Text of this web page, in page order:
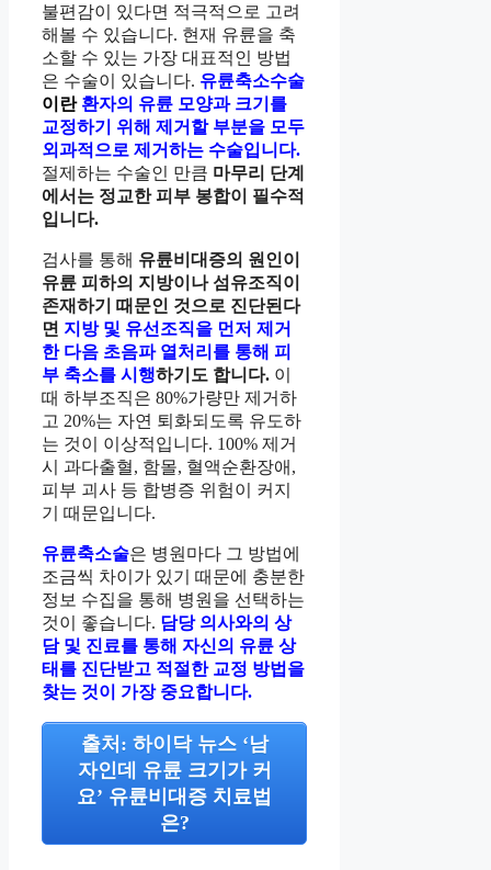
불편감이 있다면 적극적으로 고려
해볼 수 있습니다. 현재 유륜을 축
소할 수 있는 가장 대표적인 방법
은 수술이 있습니다. 유륜축소수술
이란환자의 유륜 모양과 크기를
교정하기 위해 제거할 부분을 모두
외과적으로 제거하는 수술입니다.
절제하는 수술인 만큼 마무리 단계
에서는 정교한 피부 봉합이 필수적
입니다.
검사를 통해 유륜비대증의 원인이
유륜 피하의 지방이나 섬유조직이
존재하기 때문인 것으로 진단된다
면 지방 및 유선조직을 먼저 제거
한 다음 초음파 열처리를 통해 피
부 축소를 시행하기도 합니다. 이
때 하부조직은 80%가량만 제거하
고 20%는 자연 퇴화되도록 유도하
는 것이 이상적입니다. 100% 제거
시 과다출혈, 함몰, 혈액순환장애,
피부 괴사 등 합병증 위험이 커지
기 때문입니다.
유륜축소술은 병원마다 그 방법에
조금씩 차이가 있기 때문에 충분한
정보 수집을 통해 병원을 선택하는
것이 좋습니다. 담당 의사와의 상
담 및 진료를 통해 자신의 유륜 상
태를 진단받고 적절한 교정 방법을
찾는 것이 가장 중요합니다.
출처: 하이닥 뉴스 ‘남
자인데 유륜 크기가 커
요’ 유륜비대증 치료법
은?